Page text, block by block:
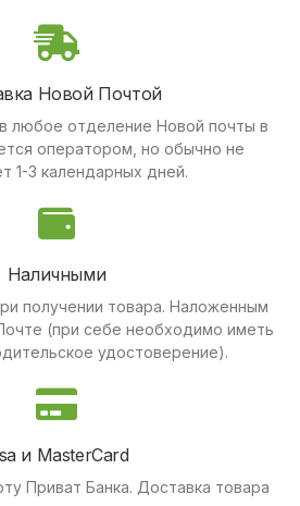
Новой Почтой
любое отделение Новой почты в
оператором, но обычно не
1-3 календарных дней.
Наличными
получении товара. Наложенным
(при себе необходимо иметь
удостоверение).
и MasterCard
Приват Банка. Доставка товара